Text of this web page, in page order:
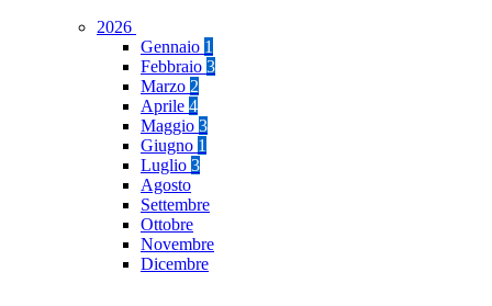
2026
Gennaio 1
Febbraio 3
Marzo 2
Aprile 4
Maggio 3
Giugno 1
Luglio 3
Agosto
Settembre
Ottobre
Novembre
Dicembre